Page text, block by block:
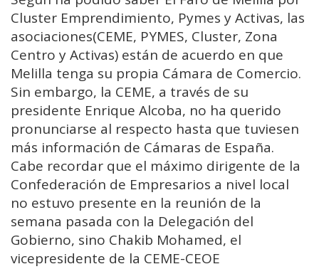
Cluster Emprendimiento, Pymes y Activas, las
asociaciones(CEME, PYMES, Cluster, Zona
Centro y Activas) están de acuerdo en que
Melilla tenga su propia Cámara de Comercio.
Sin embargo, la CEME, a través de su
presidente Enrique Alcoba, no ha querido
pronunciarse al respecto hasta que tuviesen
más información de Cámaras de España.
Cabe recordar que el máximo dirigente de la
Confederación de Empresarios a nivel local
no estuvo presente en la reunión de la
semana pasada con la Delegación del
Gobierno, sino Chakib Mohamed, el
vicepresidente de la CEME-CEOE